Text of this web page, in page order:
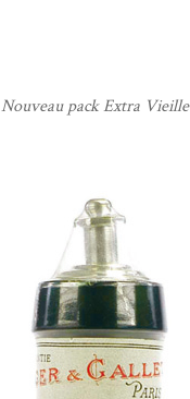
Nouveau pack Extra Vieille